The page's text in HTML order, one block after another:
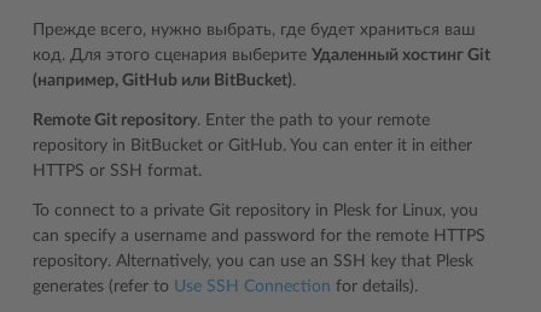
Прежде всего, нужно выбрать, где будет храниться ваш
код. Для этого сценария выберите Удаленный хостинг Git
(например, GitHub или BitBucket).
Remote Git repository. Enter the path to your remote
repository in BitBucket or GitHub. You can enter it in either
HTTPS or SSH format.
To connect to a private Git repository in Plesk for Linux, you
can specify a username and password for the remote HTTPS
repository. Alternatively, you can use an SSH key that Plesk
generates (refer to Use SSH Connection for details).